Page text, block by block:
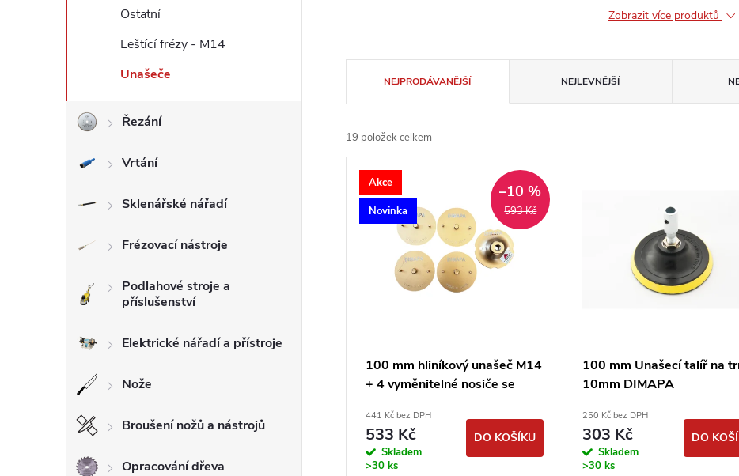
e
Ostatní
Leštící frézy - M14
Unašeče
Řezání
Vrtání
Sklenářské nářadí
Frézovací nástroje
Podlahové stroje a
příslušenství
Elektrické nářadí a přístroje
Nože
Broušení nožů a nástrojů
Opracování dřeva
Zobrazit více produktů
a
z
e
n
NEJPRODÁVANĚJŠÍ NEJLEVNĚJŠÍ
19 položek celkem
V
ý
Akce
Novinka
593 Kč
–10 %
100 mm hliníkový unašeč M14
+ 4 vyměnitelné nosiče se
441 Kč bez DPH
533 Kč
Skladem
>30 ks
DO KOŠÍKU
100 mm Unašecí talíř na
10mm DIMAPA
250 Kč bez DPH
303 Kč
Skladem
>30 ks
DO